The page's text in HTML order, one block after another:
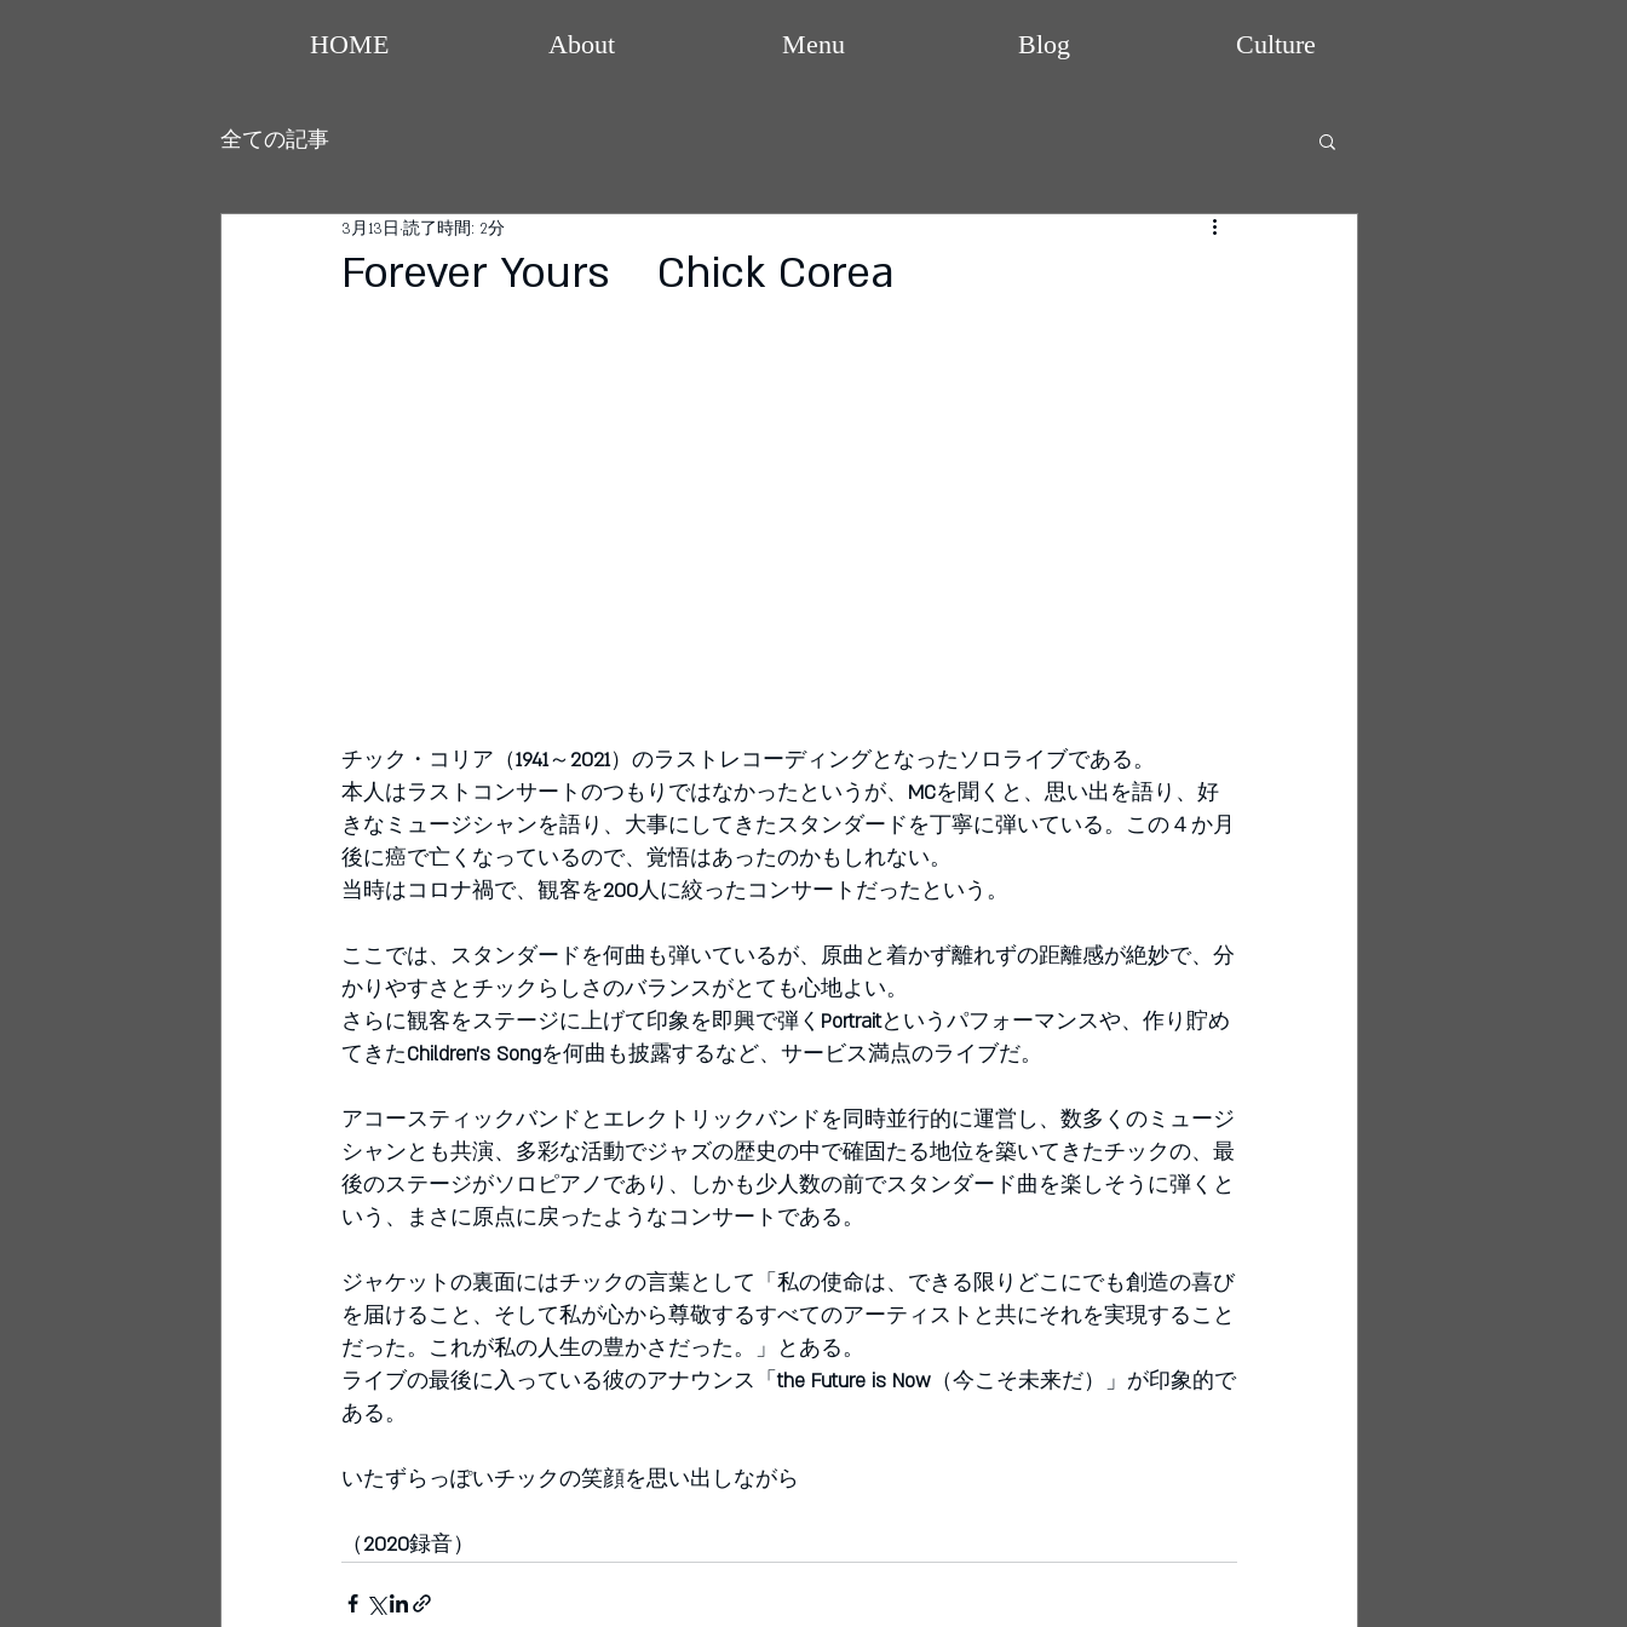
HOME About Menu Blog Culture
全ての記事
Forever Yours Chick Corea
3月13日 読了時間: 2分
チック・コリア（1941～2021）のラストレコーディングとなったソロライブである。
本人はラストコンサートのつもりではなかったというが、 MCを聞くと、思い出を語り、好
きなミュージシャンを語り、大事にしてきたスタンダードを丁寧に弾いている。この４か月
後に癌で亡くなっているので、覚悟はあったのかもしれない。
当時はコロナ禍で、観客を200人に絞ったコンサートだったという。
ここでは、スタンダードを何曲も弾いているが、原曲と着かず離れずの距離感が絶妙で、分
かりやすさとチックらしさのバランスがとても心地よい。
さらに観客をステージに上げて印象を即興で弾く Portraitというパフォーマンスや、作り貯め
てきたChildren’s Songを何曲も披露するなど、サービス満点のライブだ。
アコースティックバンドとエレクトリックバンドを同時並行的に運営し、数多くのミュージ
シャンとも共演、多彩な活動でジャズの歴史の中で確固たる地位を築いてきたチックの、最
後のステージがソロピアノであり、しかも少人数の前でスタンダード曲を楽しそうに弾くと
いう、まさに原点に戻ったようなコンサートである。
ジャケットの裏面にはチックの言葉として「私の使命は、できる限りどこにでも創造の喜び
を届けること、そして私が心から尊敬するすべてのアーティストと共にそれを実現すること
だった。これが私の人生の豊かさだった。」とある。
ライブの最後に入っている彼のアナウンス「the Future is Now （今こそ未来だ）」が印象的で
ある。
いたずらっぽいチックの笑顔を思い出しながら
（2020録音）